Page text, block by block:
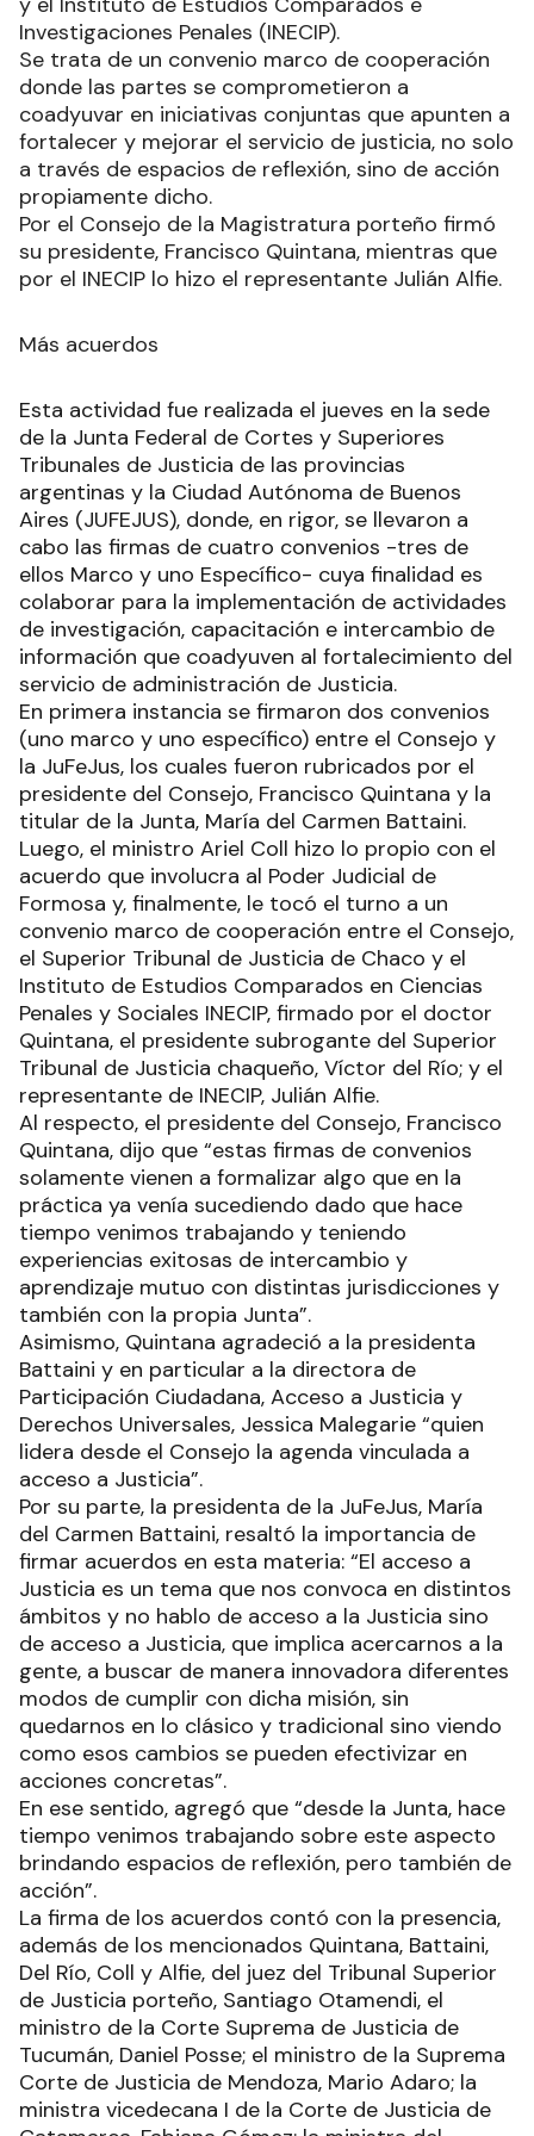
Investigaciones Penales (INECIP).
Se trata de un convenio marco de cooperación
donde las partes se comprometieron a
coadyuvar en iniciativas conjuntas que apunten a
fortalecer y mejorar el servicio de justicia, no solo
a través de espacios de reflexión, sino de acción
propiamente dicho.
Por el Consejo de la Magistratura porteño firmó
su presidente, Francisco Quintana, mientras que
por el INECIP lo hizo el representante Julián Alfie.
Más acuerdos
Esta actividad fue realizada el jueves en la sede
de la Junta Federal de Cortes y Superiores
Tribunales de Justicia de las provincias
argentinas y la Ciudad Autónoma de Buenos
Aires (JUFEJUS), donde, en rigor, se llevaron a
cabo las firmas de cuatro convenios -tres de
ellos Marco y uno Específico- cuya finalidad es
colaborar para la implementación de actividades
de investigación, capacitación e intercambio de
información que coadyuven al fortalecimiento del
servicio de administración de Justicia.
En primera instancia se firmaron dos convenios
(uno marco y uno específico) entre el Consejo y
la JuFeJus, los cuales fueron rubricados por el
presidente del Consejo, Francisco Quintana y la
titular de la Junta, María del Carmen Battaini.
Luego, el ministro Ariel Coll hizo lo propio con el
acuerdo que involucra al Poder Judicial de
Formosa y, finalmente, le tocó el turno a un
convenio marco de cooperación entre el Consejo,
el Superior Tribunal de Justicia de Chaco y el
Instituto de Estudios Comparados en Ciencias
Penales y Sociales INECIP, firmado por el doctor
Quintana, el presidente subrogante del Superior
Tribunal de Justicia chaqueño, Víctor del Río; y el
representante de INECIP, Julián Alfie.
Al respecto, el presidente del Consejo, Francisco
Quintana, dijo que “estas firmas de convenios
solamente vienen a formalizar algo que en la
práctica ya venía sucediendo dado que hace
tiempo venimos trabajando y teniendo
experiencias exitosas de intercambio y
aprendizaje mutuo con distintas jurisdicciones y
también con la propia Junta”.
Asimismo, Quintana agradeció a la presidenta
Battaini y en particular a la directora de
Participación Ciudadana, Acceso a Justicia y
Derechos Universales, Jessica Malegarie “quien
lidera desde el Consejo la agenda vinculada a
acceso a Justicia”.
Por su parte, la presidenta de la JuFeJus, María
del Carmen Battaini, resaltó la importancia de
firmar acuerdos en esta materia: “El acceso a
Justicia es un tema que nos convoca en distintos
ámbitos y no hablo de acceso a la Justicia sino
de acceso a Justicia, que implica acercarnos a la
gente, a buscar de manera innovadora diferentes
modos de cumplir con dicha misión, sin
quedarnos en lo clásico y tradicional sino viendo
como esos cambios se pueden efectivizar en
acciones concretas”.
En ese sentido, agregó que “desde la Junta, hace
tiempo venimos trabajando sobre este aspecto
brindando espacios de reflexión, pero también de
acción”.
La firma de los acuerdos contó con la presencia,
además de los mencionados Quintana, Battaini,
Del Río, Coll y Alfie, del juez del Tribunal Superior
de Justicia porteño, Santiago Otamendi, el
ministro de la Corte Suprema de Justicia de
Tucumán, Daniel Posse; el ministro de la Suprema
Corte de Justicia de Mendoza, Mario Adaro; la
ministra vicedecana I de la Corte de Justicia de